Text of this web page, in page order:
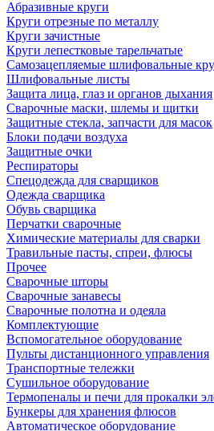
Абразивные круги
Круги отрезные по металлу
Круги зачистные
Круги лепестковые тарельчатые
Самозацепляемые шлифовальные
Шлифовальные листы
Защита лица, глаз и органов дыхания
Сварочные маски, шлемы и щитки
Защитные стекла, запчасти для масок
Блоки подачи воздуха
Защитные очки
Респираторы
Спецодежда для сварщиков
Одежда сварщика
Обувь сварщика
Перчатки сварочные
Химические материалы для сварки
Травильные пасты, спреи, флюсы
Прочее
Сварочные шторы
Сварочные занавесы
Сварочные полотна и одеяла
Комплектующие
Вспомогательное оборудование
Пульты дистанционного управления
Транспортные тележки
Сушильное оборудование
Термопеналы и печи для прокалки
Бункеры для хранения флюсов
Автоматическое оборудование